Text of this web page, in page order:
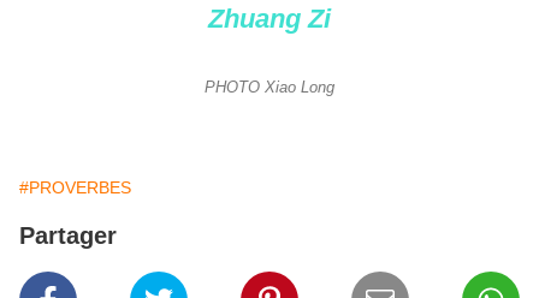
Zhuang Zi
PHOTO Xiao Long
#PROVERBES
Partager